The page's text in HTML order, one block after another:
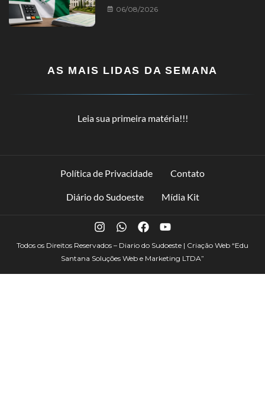
06/08/2026
AS MAIS LIDAS DA SEMANA
Leia sua primeira matéria!!!
Política de Privacidade Contato
Diário do Sudoeste Mídia Kit
Todos os Direitos Reservados – Diario do Sudoeste | Criação Web “Edu
Santana Soluções Web e Marketing LTDA”